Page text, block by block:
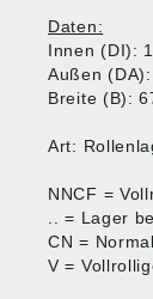
Daten:
Innen (DI):
Außen
Breite (B):
Art:
NNCF =
.. = Lager
CN =
V =